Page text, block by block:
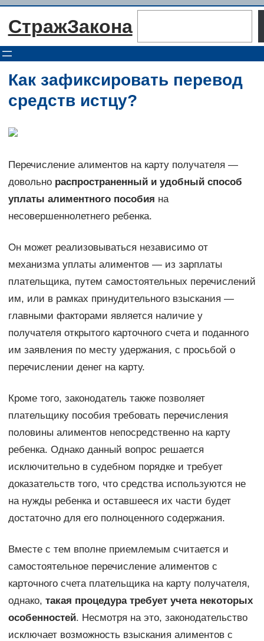
Перейти
СтражЗакона
Как зафиксировать перевод
средств истцу?
Перечисление алиментов на карту получателя —
довольно распространенный и удобный способ
уплаты алиментного пособия на
несовершеннолетнего ребенка.
Он может реализовываться независимо от
механизма уплаты алиментов — из зарплаты
плательщика, путем самостоятельных перечислений
им, или в рамках принудительного взыскания —
главными факторами является наличие у
получателя открытого карточного счета и поданного
им заявления по месту удержания, с просьбой о
перечислении денег на карту.
Кроме того, законодатель также позволяет
плательщику пособия требовать перечисления
половины алиментов непосредственно на карту
ребенка. Однако данный вопрос решается
исключительно в судебном порядке и требует
доказательств того, что средства используются не
на нужды ребенка и оставшееся их части будет
достаточно для его полноценного содержания.
Вместе с тем вполне приемлемым считается и
самостоятельное перечисление алиментов с
карточного счета плательщика на карту получателя,
однако, такая процедура требует учета некоторых
особенностей. Несмотря на это, законодательство
исключает возможность взыскания алиментов с